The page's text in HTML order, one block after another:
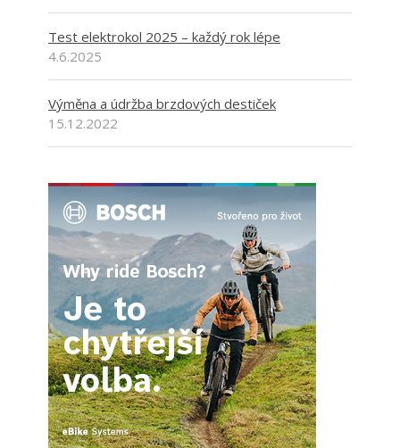
Test elektrokol 2025 – každý rok lépe
4.6.2025
Výměna a údržba brzdových destiček
15.12.2022